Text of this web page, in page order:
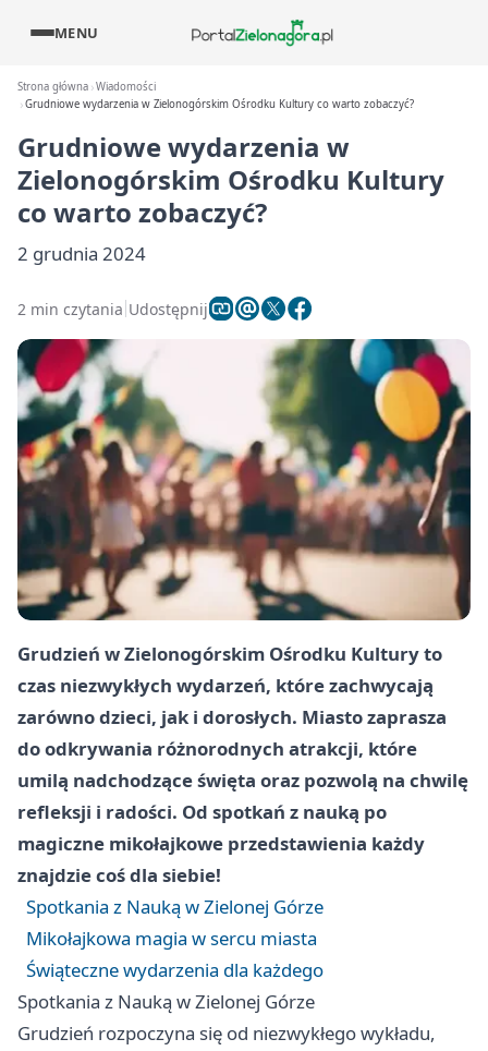
MENU
Strona główna Wiadomości
Grudniowe wydarzenia w Zielonogórskim Ośrodku Kultury co warto zobaczyć?
Grudniowe wydarzenia w
Zielonogórskim Ośrodku Kultury
co warto zobaczyć?
2 grudnia 2024
2 min czytania Udostępnij
Grudzień w Zielonogórskim Ośrodku Kultury to
czas niezwykłych wydarzeń, które zachwycają
zarówno dzieci, jak i dorosłych. Miasto zaprasza
do odkrywania różnorodnych atrakcji, które
umilą nadchodzące święta oraz pozwolą na chwilę
refleksji i radości. Od spotkań z nauką po
magiczne mikołajkowe przedstawienia każdy
znajdzie coś dla siebie!
Spotkania z Nauką w Zielonej Górze
Mikołajkowa magia w sercu miasta
Świąteczne wydarzenia dla każdego
Spotkania z Nauką w Zielonej Górze
Grudzień rozpoczyna się od niezwykłego wykładu,